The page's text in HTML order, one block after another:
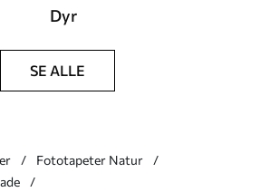
Dyr
SE ALLE
Fototapeter Natur